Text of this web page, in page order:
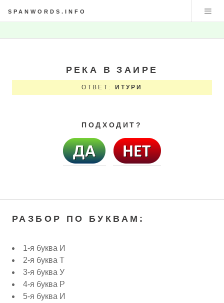
SPANWORDS.INFO
РЕКА В ЗАИРЕ
ОТВЕТ: ИТУРИ
ПОДХОДИТ?
РАЗБОР ПО БУКВАМ:
1-я буква И
2-я буква Т
3-я буква У
4-я буква Р
5-я буква И